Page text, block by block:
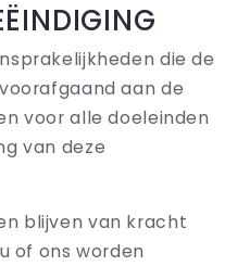
die de
aan de
voor alle doeleinden
van deze
blijven van kracht
of ons worden